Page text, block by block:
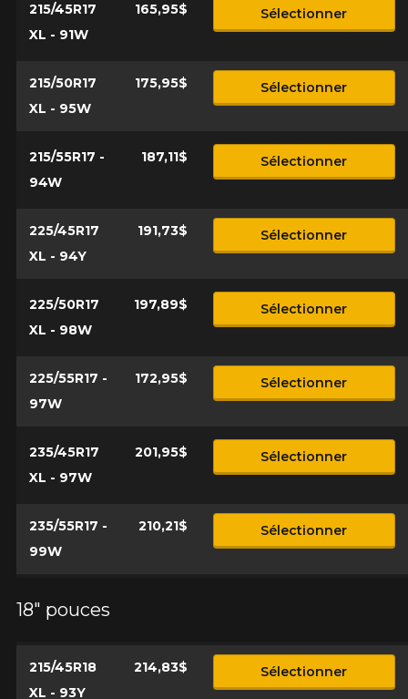
215/45R17
XL - 91W
165,95$ Sélectionner
215/50R17
XL - 95W
175,95$ Sélectionner
215/55R17 -
94W
187,11$ Sélectionner
225/45R17
XL - 94Y
191,73$ Sélectionner
225/50R17
XL - 98W
197,89$ Sélectionner
225/55R17 -
97W
172,95$ Sélectionner
235/45R17
XL - 97W
201,95$ Sélectionner
235/55R17 -
99W
210,21$ Sélectionner
18" pouces
215/45R18
XL - 93Y
214,83$ Sélectionner
Votre véhicule
Année
Modèle
KM parcourus
Votre avis
Note
VOICI LES DIMENSIONS POUR VOTRE VÉHICULE
Que magasinez-vous?
convenant parfaitement à votre
recherche n'est disponible en ligne
présentement. Nous aimerions vous